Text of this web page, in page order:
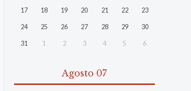
17 18 19 20 21 22 23
24 25 26 27 28 29 30
31 1 2 3 4 5 6
Agosto 07